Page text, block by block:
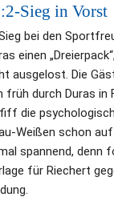
Sieg in Vorst
bei den
einen
Die
durch Duras in
die
Weißen schon
spannend, denn
für Riechert